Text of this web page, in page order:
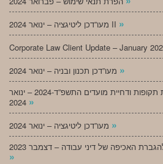
מעו”דכן ליטיגציה – ינואר 2024 II »
Corporate Law Client Update – January
»
מעו”דכן רגולציה – צו הארכת תקופות ודחיית מועדים התשפ”ד-2024 – ינואר
»
»
האכיפה של דיני עבודה – דצמבר 2023
»